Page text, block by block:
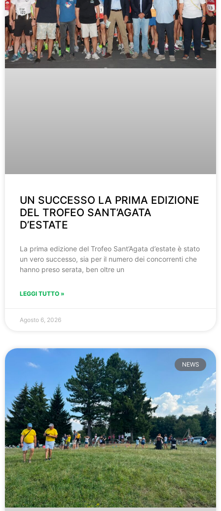
UN SUCCESSO LA PRIMA EDIZIONE
DEL TROFEO SANT’AGATA
D’ESTATE
La prima edizione del Trofeo Sant’Agata d’estate è stato
un vero successo, sia per il numero dei concorrenti che
hanno preso serata, ben oltre un
LEGGI TUTTO »
Agosto 6, 2026
NEWS